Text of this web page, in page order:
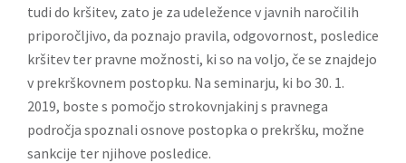
tudi do kršitev, zato je za udeležence v javnih naročilih
priporočljivo, da poznajo pravila, odgovornost, posledice
kršitev ter pravne možnosti, ki so na voljo, če se znajdejo
v prekrškovnem postopku. Na seminarju, ki bo 30. 1.
2019, boste s pomočjo strokovnjakinj s pravnega
področja spoznali osnove postopka o prekršku, možne
sankcije ter njihove posledice.